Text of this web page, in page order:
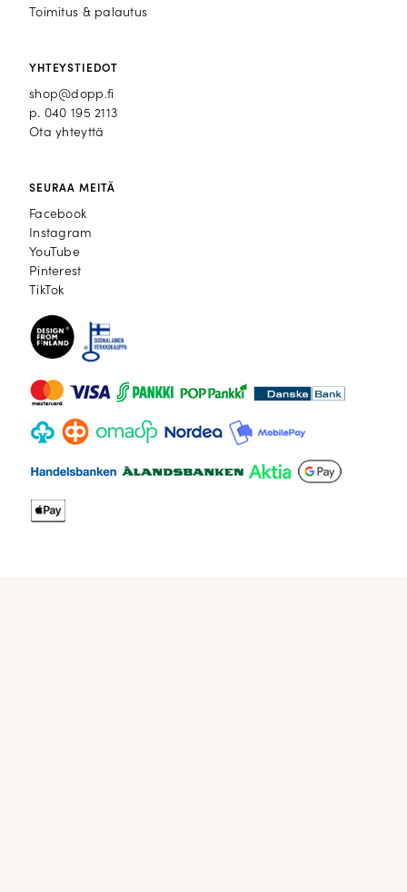
Toimitus & palautus
YHTEYSTIEDOT
shop@dopp.fi
p. 040 195 2113
Ota yhteyttä
SEURAA MEITÄ
Facebook
Facebook
Instagram
Instagram
YouTube
YouTube
Pinterest
Pinterest
TikTok
TikTok